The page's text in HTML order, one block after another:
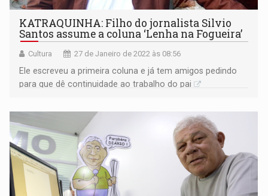
KATRAQUINHA: Filho do jornalista Silvio
Santos assume a coluna ‘Lenha na Fogueira’
Cultura 27 de Janeiro de 2022 às 08:56
Ele escreveu a primeira coluna e já tem amigos pedindo
para que dê continuidade ao trabalho do pai